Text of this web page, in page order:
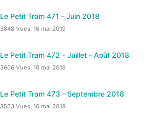
Le Petit Tram 471 - Juin 2018
3848 Vues. 16 mai 2019
Le Petit Tram 472 - Juillet - Août 2018
3606 Vues. 16 mai 2019
Le Petit Tram 473 - Septembre 2018
3563 Vues. 16 mai 2019